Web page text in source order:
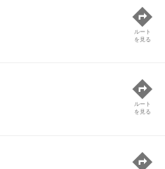
ルート
を見る
ルート
を見る